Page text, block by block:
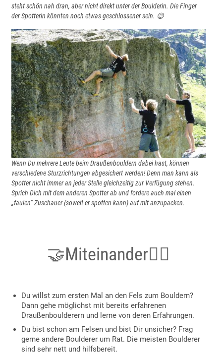
steht schön nah dran, aber nicht direkt unter der Boulderin. Die Finger
der Spotterin könnten noch etwas geschlossener sein. 😉
Wenn Du mehrere Leute beim Draußenbouldern dabei hast, können
verschiedene Sturzrichtungen abgesichert werden! Denn man kann als
Spotter nicht immer an jeder Stelle gleichzeitig zur Verfügung stehen.
Sprich Dich mit dem anderen Spotter ab und fordere auch mal einen
„faulen“ Zuschauer (soweit er spotten kann) auf mit anzupacken.
🤝Miteinander👯‍♀️
Du willst zum ersten Mal an den Fels zum Bouldern?
Dann gehe möglichst mit bereits erfahrenen
Draußenboulderern und lerne von deren Erfahrungen.
Du bist schon am Felsen und bist Dir unsicher? Frag
gerne andere Boulderer um Rat. Die meisten Boulderer
sind sehr nett und hilfsbereit.